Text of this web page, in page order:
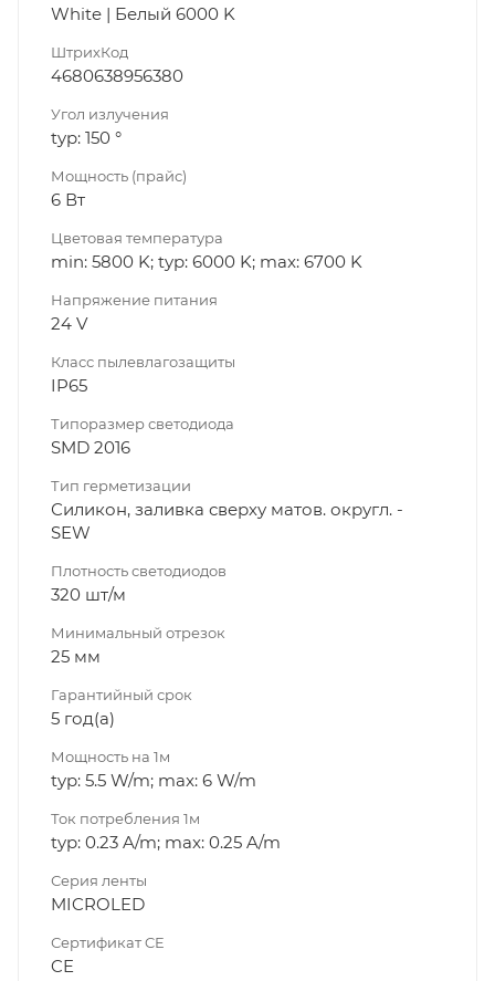
White | Белый 6000 K
ШтрихКод
4680638956380
Угол излучения
typ: 150 °
Мощность (прайс)
6 Вт
Цветовая температура
min: 5800 K; typ: 6000 K; max: 6700 K
Напряжение питания
24 V
Класс пылевлагозащиты
IP65
Типоразмер светодиода
SMD 2016
Тип герметизации
Силикон, заливка сверху матов. округл. -
SEW
Плотность светодиодов
320 шт/м
Минимальный отрезок
25 мм
Гарантийный срок
5 год(а)
Мощность на 1м
typ: 5.5 W/m; max: 6 W/m
Ток потребления 1м
typ: 0.23 A/m; max: 0.25 A/m
Серия ленты
MICROLED
Сертификат CE
CE